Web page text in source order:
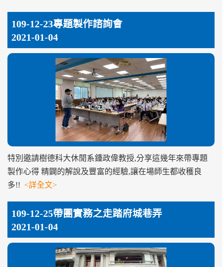
109-12-23專題製作諮詢會
2021-01-04
特別邀請樹德科大休閒系鍾政偉教授,分享這幾年來帶專題
製作心得 精闢的解說及豐富的經驗,讓在場師生都收穫良
多!! <詳全文>
109-12-25帶團實務之走踏府城巷弄
2021-01-04